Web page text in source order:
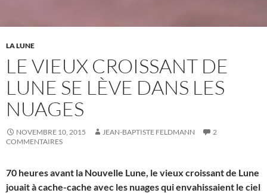
LA LUNE
LE VIEUX CROISSANT DE
LUNE SE LÈVE DANS LES
NUAGES
NOVEMBRE 10, 2015 JEAN-BAPTISTE FELDMANN
2
COMMENTAIRES
70 heures avant la Nouvelle Lune, le vieux croissant de Lune
jouait à cache-cache avec les nuages qui envahissaient le ciel